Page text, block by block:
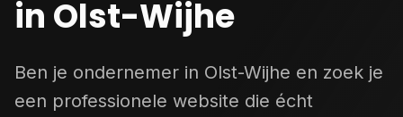
in Olst-Wijhe
Ben je ondernemer in Olst-Wijhe en zoek je
een professionele website die écht